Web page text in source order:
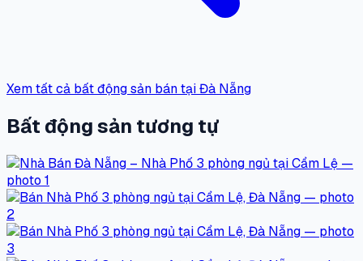
Xem tất cả bất động sản bán tại Đà Nẵng
Bất động sản tương tự